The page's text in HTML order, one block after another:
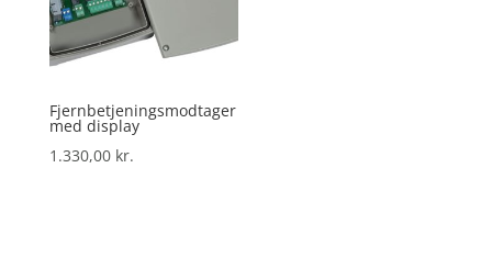
Fjernbetjeningsmodtager
med display
1.330,00 kr.